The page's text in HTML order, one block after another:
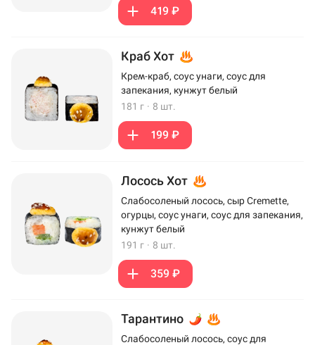
419 ₽
Краб Хот
Крем-краб, соус унаги, соус для
запекания, кунжут белый
181 г · 8 шт.
199 ₽
Лосось Хот
Слабосоленый лосось, сыр Cremette,
огурцы, соус унаги, соус для запекания,
кунжут белый
191 г · 8 шт.
359 ₽
Тарантино
Слабосоленый лосось, соус для